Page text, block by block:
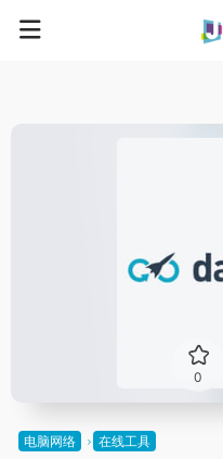
0
电脑网络 在线工具